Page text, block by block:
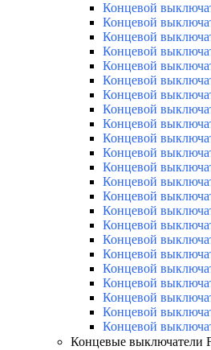
Концевой
Концевой
Концевой
Концевой
Концевой
Концевой
Концевой
Концевой
Концевой
Концевой
Концевой
Концевой
Концевой
Концевой
Концевой
Концевой
Концевой
Концевой
Концевой
Концевой
Концевой
Концевой
Концевой
Концевые выключатели